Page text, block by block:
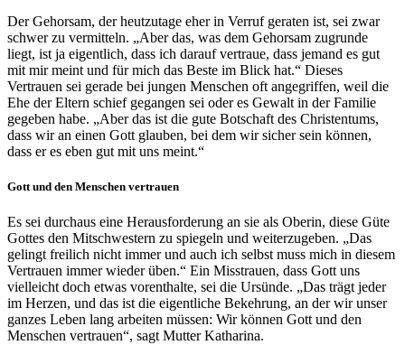
Der Gehorsam, der heutzutage eher in Verruf geraten ist, sei zwar
schwer zu vermitteln. „Aber das, was dem Gehorsam zugrunde
liegt, ist ja eigentlich, dass ich darauf vertraue, dass jemand es gut
mit mir meint und für mich das Beste im Blick hat.“ Dieses
Vertrauen sei gerade bei jungen Menschen oft angegriffen, weil die
Ehe der Eltern schief gegangen sei oder es Gewalt in der Familie
gegeben habe. „Aber das ist die gute Botschaft des Christentums,
dass wir an einen Gott glauben, bei dem wir sicher sein können,
dass er es eben gut mit uns meint.“
Gott und den Menschen vertrauen
Es sei durchaus eine Herausforderung an sie als Oberin, diese Güte
Gottes den Mitschwestern zu spiegeln und weiterzugeben. „Das
gelingt freilich nicht immer und auch ich selbst muss mich in diesem
Vertrauen immer wieder üben.“ Ein Misstrauen, dass Gott uns
vielleicht doch etwas vorenthalte, sei die Ursünde. „Das trägt jeder
im Herzen, und das ist die eigentliche Bekehrung, an der wir unser
ganzes Leben lang arbeiten müssen: Wir können Gott und den
Menschen vertrauen“, sagt Mutter Katharina.